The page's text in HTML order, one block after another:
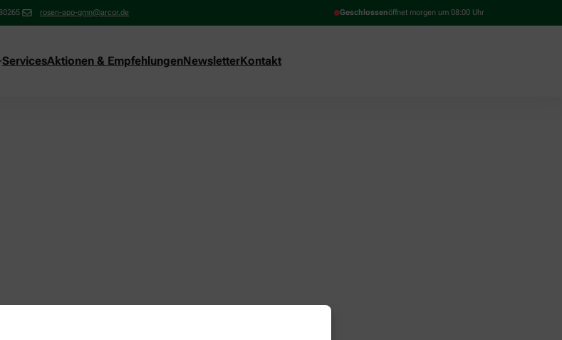
rosen-apo-gmn@arcor.de Geschlossenöffnet morgen um 08:00 Uhr
ServicesAktionen & EmpfehlungenNewsletterKontakt